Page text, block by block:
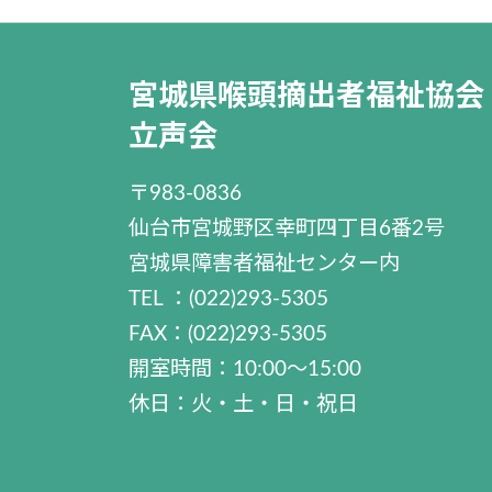
宮城県喉頭摘出者福祉協会
立声会
〒983-0836
仙台市宮城野区幸町四丁目6番2号
宮城県障害者福祉センター内
TEL ：(022)293-5305
FAX：(022)293-5305
開室時間：10:00～15:00
休日：火・土・日・祝日